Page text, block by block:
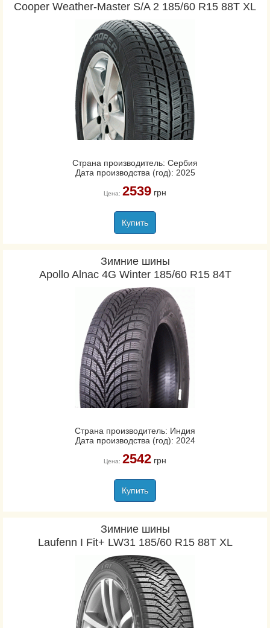
Cooper Weather-Master S/A 2 185/60 R15 88T XL
Страна производитель: Сербия
Дата производства (год): 2025
Цена: 2539грн
Купить
Зимние шины
Apollo Alnac 4G Winter 185/60 R15 84T
Страна производитель: Индия
Дата производства (год): 2024
Цена: 2542грн
Купить
Зимние шины
Laufenn I Fit+ LW31 185/60 R15 88T XL